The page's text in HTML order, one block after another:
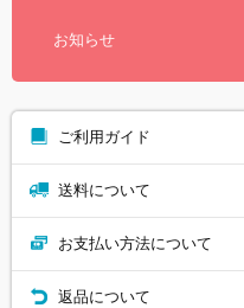
お知らせ
ご利用ガイド
送料について
お支払い方法について
返品について